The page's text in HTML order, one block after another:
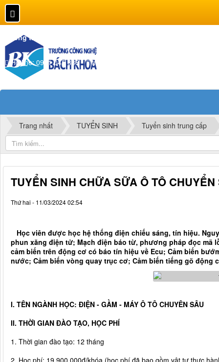
Thông tin liên hệ
Hotline: 0961 045 388 trungcapbachkhoa@gmail.com
Trang nhất TUYỂN SINH Tuyển sinh trung cấp
TUYỂN SINH CHỮA SỮA Ô TÔ CHUYỂN
Thứ hai - 11/03/2024 02:54
Học viên được học hệ thống điện chiếu sáng, tín hiệu.
phun xăng điện tử; Mạch điện báo từ, phương pháp đọc
cảm biến trên động cơ có báo tín hiệu về Ecu; Cảm biến
nước; Cảm biến vòng quay trục cơ; Cảm biến tiếng gõ động
I. TÊN NGÀNH HỌC: ĐIỆN - GẦM - MÁY Ô TÔ CHUYÊN SÂU
II. THỜI GIAN ĐÀO TẠO, HỌC PHÍ
1. Thời gian đào tạo: 12 tháng
2. Học phí: 19,900,000đ/khóa (học phí đã bao gồm vật tư thực